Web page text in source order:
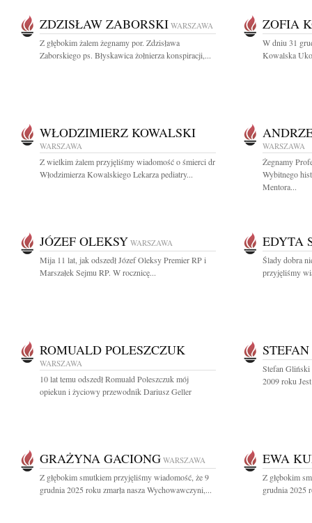
ZDZISŁAW ZABORSKI WARSZAWA
Z głębokim żalem żegnamy por. Zdzisława
Zaborskiego ps. Błyskawica żołnierza konspiracji,...
ZOFIA
W dniu 31
Kowalska
WŁODZIMIERZ KOWALSKI
WARSZAWA
Z wielkim żalem przyjęliśmy wiadomość o śmierci dr
Włodzimierza Kowalskiego Lekarza pediatry...
WARSZAWA
Żegnamy
Wybitnego
Mentora...
JÓZEF OLEKSY WARSZAWA
Mija 11 lat, jak odszedł Józef Oleksy Premier RP i
Marszałek Sejmu RP. W rocznicę...
EDYTA
Ślady dobra
przyjęliśmy
ROMUALD POLESZCZUK
WARSZAWA
10 lat temu odszedł Romuald Poleszczuk mój
opiekun i życiowy przewodnik Dariusz Geller
Stefan Gliński
2009 roku
GRAŻYNA GACIONG WARSZAWA
Z głębokim smutkiem przyjęliśmy wiadomość, że 9
grudnia 2025 roku zmarła nasza Wychowawczyni,...
EWA
Z głębokim
grudnia 2025